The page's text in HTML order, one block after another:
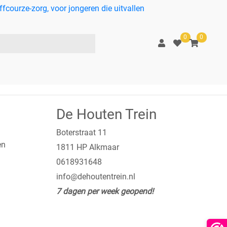
zorg, voor jongeren die uitvallen
0 0
De Houten Trein
Boterstraat 11
1811 HP Alkmaar
0618931648
info@dehoutentrein.nl
7 dagen per week geopend!